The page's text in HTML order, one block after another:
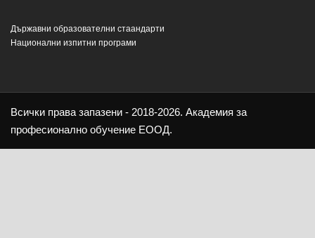
Държавни образователни стаандарти
Национални изпитни програми
Всички права запазени - 2018-2026. Академия за
професионално обучение ЕООД.